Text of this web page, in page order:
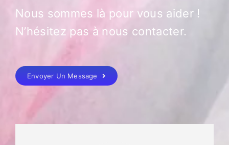
Nous sommes là pour vous aider !
N’hésitez pas à nous contacter.
Envoyer Un Message